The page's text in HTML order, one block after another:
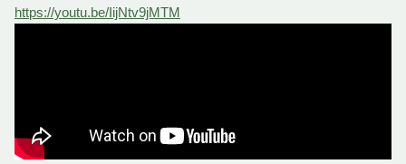
https://youtu.be/IijNtv9jMTM